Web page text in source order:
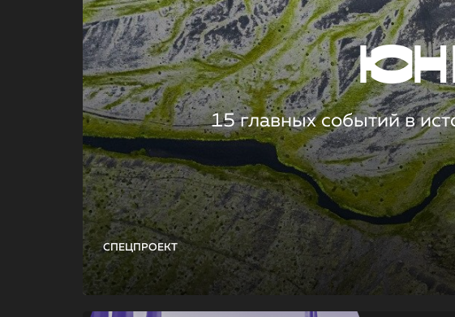
СПЕЦПРОЕКТ
15 главных событий в